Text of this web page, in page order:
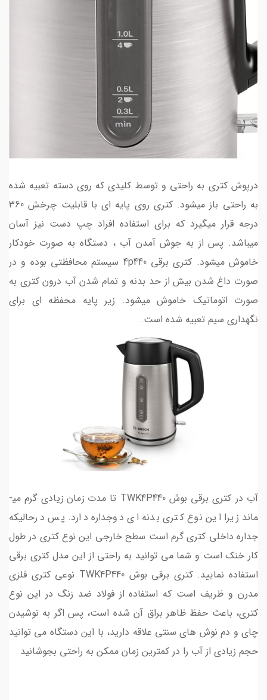
درپوش کتری به راحتی و توسط کلیدی که روی دسته تعبیه شده
به راحتی باز میشود. کتری روی پایه ای با قابلیت چرخش 360
درجه قرار میگیرد که برای استفاده افراد چپ دست نیز آسان
میباشد. پس از به جوش آمدن آب ، دستگاه به صورت خودکار
خاموش میشود. کتری برقی 4p440 سیستم محافظتی بوده و در
صورت داغ شدن بیش از حد بدنه و تمام شدن آب درون کتری به
صورت اتوماتیک خاموش میشود. زیر پایه محفظه ای برای
نگهداری سیم تعبیه شده است.
آب در کتری برقی بوش TWK4P440 تا مدت زمان زیادی گرم می­
ماند زیرا این نوع کتری بدنه ای دوجداره دارد. پس درحالی­که
جداره داخلی کتری گرم است سطح خارجی این نوع کتری در طول
کار خنک است و شما می توانید به راحتی از این مدل کتری برقی
استفاده نمایید. کتری برقی بوش TWK4P440 نوعی کتری فلزی
مدرن و ظریف است که استفاده از فولاد ضد زنگ در این نوع
کتری، باعث حفظ ظاهر براق آن شده است، پس اگر به نوشیدن
چای و دم نوش­ های سنتی علاقه دارید، با این دستگاه می توانید
حجم زیادی از آب را در کمترین زمان ممکن به راحتی بجوشانید